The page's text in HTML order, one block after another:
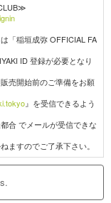
「稲垣成弥 OFFICIAL FA
ID 登録が必要となり
売開始前のご準備をお願
』を受信できるよう
合 でメールが受信できな
ますのでご了承下さい。